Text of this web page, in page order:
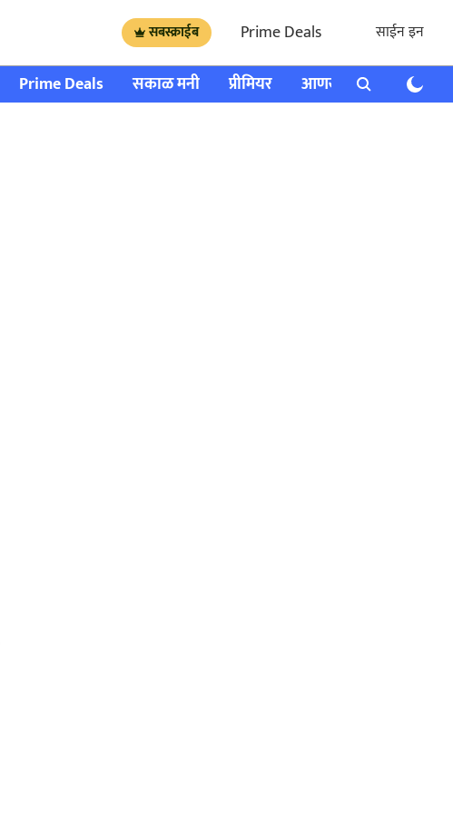
सबस्क्राईब Prime Deals साईन इन
Prime Deals सकाळ मनी प्रीमियर आणखी राशी भविष्य